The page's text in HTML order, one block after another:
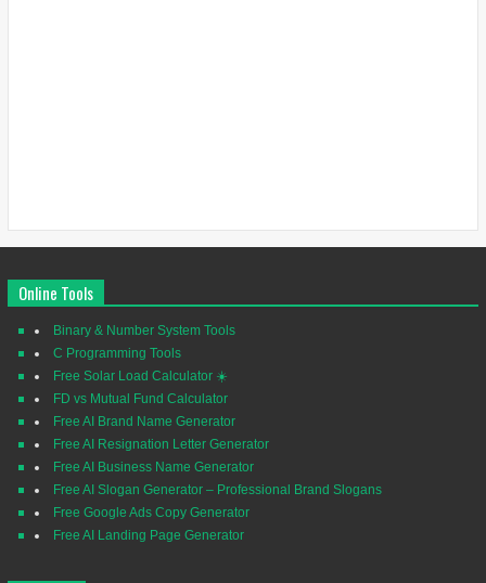
Online Tools
Binary & Number System Tools
C Programming Tools
Free Solar Load Calculator ☀️
FD vs Mutual Fund Calculator
Free AI Brand Name Generator
Free AI Resignation Letter Generator
Free AI Business Name Generator
Free AI Slogan Generator – Professional Brand Slogans
Free Google Ads Copy Generator
Free AI Landing Page Generator